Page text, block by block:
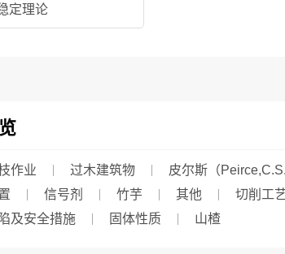
定理论
作业 过木建筑物 皮尔斯（
信号剂 竹芋 其他 切削工
及安全措施 固体性质 山楂